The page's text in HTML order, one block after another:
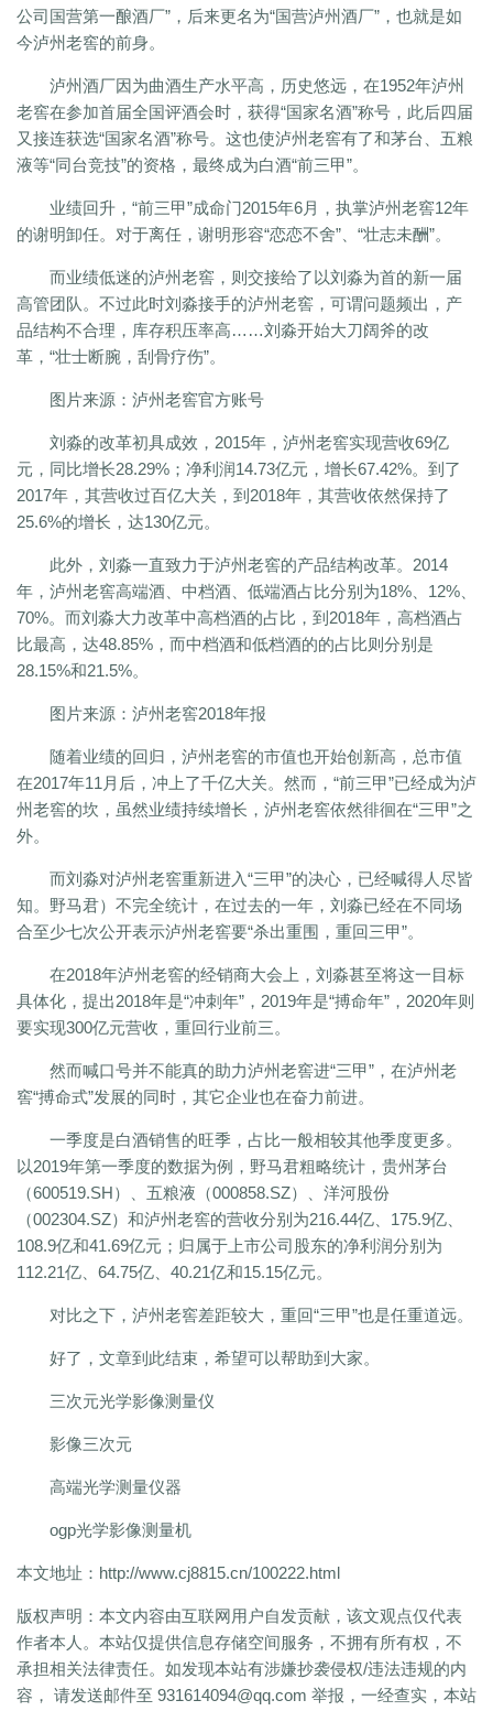
公司国营第一酿酒厂”，后来更名为“国营泸州酒厂”，也就是如
今泸州老窖的前身。
泸州酒厂因为曲酒生产水平高，历史悠远，在1952年泸州
老窖在参加首届全国评酒会时，获得“国家名酒”称号，此后四届
又接连获选“国家名酒”称号。这也使泸州老窖有了和茅台、五粮
液等“同台竞技”的资格，最终成为白酒“前三甲”。
业绩回升，“前三甲”成命门2015年6月，执掌泸州老窖12年
的谢明卸任。对于离任，谢明形容“恋恋不舍”、“壮志未酬”。
而业绩低迷的泸州老窖，则交接给了以刘淼为首的新一届
高管团队。不过此时刘淼接手的泸州老窖，可谓问题频出，产
品结构不合理，库存积压率高……刘淼开始大刀阔斧的改
革，“壮士断腕，刮骨疗伤”。
图片来源：泸州老窖官方账号
刘淼的改革初具成效，2015年，泸州老窖实现营收69亿
元，同比增长28.29%；净利润14.73亿元，增长67.42%。到了
2017年，其营收过百亿大关，到2018年，其营收依然保持了
25.6%的增长，达130亿元。
此外，刘淼一直致力于泸州老窖的产品结构改革。2014
年，泸州老窖高端酒、中档酒、低端酒占比分别为18%、12%、
70%。而刘淼大力改革中高档酒的占比，到2018年，高档酒占
比最高，达48.85%，而中档酒和低档酒的的占比则分别是
28.15%和21.5%。
图片来源：泸州老窖2018年报
随着业绩的回归，泸州老窖的市值也开始创新高，总市值
在2017年11月后，冲上了千亿大关。然而，“前三甲”已经成为泸
州老窖的坎，虽然业绩持续增长，泸州老窖依然徘徊在“三甲”之
外。
而刘淼对泸州老窖重新进入“三甲”的决心，已经喊得人尽皆
知。野马君）不完全统计，在过去的一年，刘淼已经在不同场
合至少七次公开表示泸州老窖要“杀出重围，重回三甲”。
在2018年泸州老窖的经销商大会上，刘淼甚至将这一目标
具体化，提出2018年是“冲刺年”，2019年是“搏命年”，2020年则
要实现300亿元营收，重回行业前三。
然而喊口号并不能真的助力泸州老窖进“三甲”，在泸州老
窖“搏命式”发展的同时，其它企业也在奋力前进。
一季度是白酒销售的旺季，占比一般相较其他季度更多。
以2019年第一季度的数据为例，野马君粗略统计，贵州茅台
（600519.SH）、五粮液（000858.SZ）、洋河股份
（002304.SZ）和泸州老窖的营收分别为216.44亿、175.9亿、
108.9亿和41.69亿元；归属于上市公司股东的净利润分别为
112.21亿、64.75亿、40.21亿和15.15亿元。
对比之下，泸州老窖差距较大，重回“三甲”也是任重道远。
好了，文章到此结束，希望可以帮助到大家。
三次元光学影像测量仪
影像三次元
高端光学测量仪器
ogp光学影像测量机
本文地址： http://www.cj8815.cn/100222.html
版权声明： 本文内容由互联网用户自发贡献，该文观点仅代表
作者本人。本站仅提供信息存储空间服务，不拥有所有权，不
承担相关法律责任。如发现本站有涉嫌抄袭侵权/违法违规的内
容， 请发送邮件至 931614094@qq.com 举报，一经查实，本站